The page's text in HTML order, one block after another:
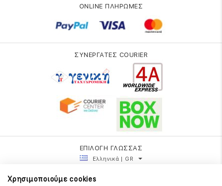
ONLINE ΠΛΗΡΩΜΕΣ
ΣΥΝΕΡΓΑΤΕΣ COURIER
ΕΠΙΛΟΓΗ ΓΛΩΣΣΑΣ
Ελληνικά | GR
Χρησιμοποιούμε cookies